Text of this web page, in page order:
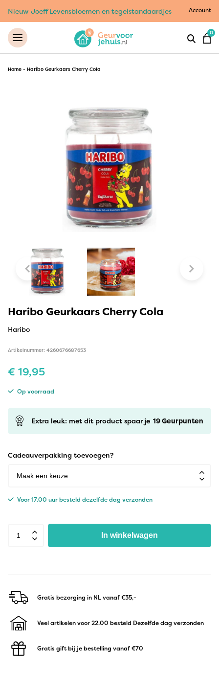
Nieuw Joeff Levensbloemen en tegelstandaardjes Account
0
Home - Haribo Geurkaars Cherry Cola
Haribo Geurkaars Cherry Cola
Haribo
Artikelnummer: 4260676687653
€ 19,95
Op voorraad
Extra leuk: met dit product spaar je 19Geurpunten
Cadeauverpakking toevoegen?
Voor 17.00 uur besteld dezelfde dag verzonden
In winkelwagen
Gratis bezorging in NLvanaf €35,-
Veel artikelen voor 22.00 besteld Dezelfde dag verzonden
Gratis gift bij je bestelling vanaf €70